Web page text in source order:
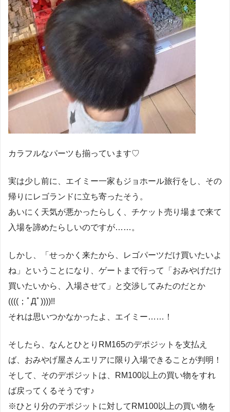
カラフルなパーツも揃っています♡
実は少し前に、エイミー一家もジョホール旅行をし、その
帰りにレゴランドに立ち寄ったそう。
あいにく天気が悪かったらしく、チケット売り場まで来て
入場を諦めたらしいのですが……。
しかし、「せっかく来たから、レゴパーツだけ買いたいよ
ね」ということになり、ゲートまで行って「おみやげだけ
買いたいから、入場させて」と交渉してみたのだとか
((((；ﾟДﾟ))))!!
それは思いつかなかったよ、エイミー……！
そしたら、なんとひとりRM165のデポジットを支払え
ば、おみやげ屋さんエリアに限り入場できる ことが判明！
そして、 そのデポジットは、RM100以上の買い物をすれ
ば戻ってくるそうです♪
※ひとり分のデポジットに対してRM100以上の買い物を